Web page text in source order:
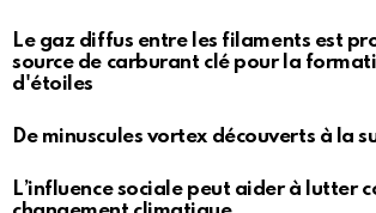
Le gaz diffus entre les filaments est
source de carburant clé pour la
d'étoiles
De minuscules vortex découverts à la
L’influence sociale peut aider à lutter